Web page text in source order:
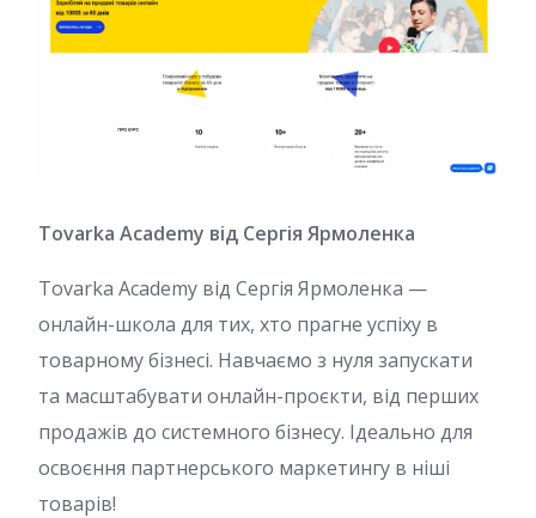
Tovarka Academy від Сергія Ярмоленка
Tovarka Academy від Сергія Ярмоленка —
онлайн-школа для тих, хто прагне успіху в
товарному бізнесі. Навчаємо з нуля запускати
та масштабувати онлайн-проєкти, від перших
продажів до системного бізнесу. Ідеально для
освоєння партнерського маркетингу в ніші
товарів!